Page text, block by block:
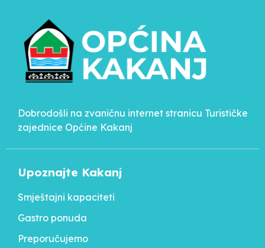
Dobrodošli na zvaničnu internet stranicu Turističke
zajednice Općine Kakanj
Upoznajte Kakanj
Smještajni kapaciteti
Gastro ponuda
Preporučujemo